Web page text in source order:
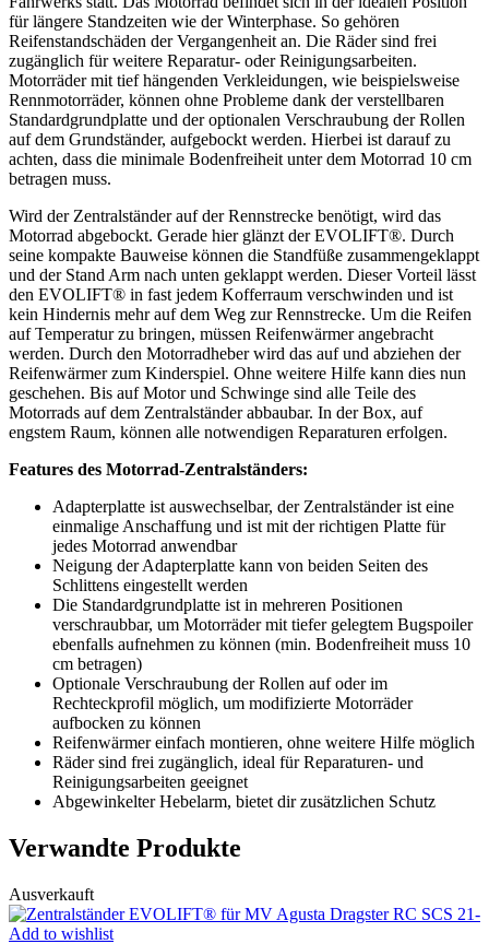
für längere Standzeiten wie der Winterphase. So gehören
Reifenstandschäden der Vergangenheit an. Die Räder sind frei
zugänglich für weitere Reparatur- oder Reinigungsarbeiten.
Motorräder mit tief hängenden Verkleidungen, wie beispielsweise
Rennmotorräder, können ohne Probleme dank der verstellbaren
Standardgrundplatte und der optionalen Verschraubung der Rollen
auf dem Grundständer, aufgebockt werden. Hierbei ist darauf zu
achten, dass die minimale Bodenfreiheit unter dem Motorrad 10 cm
betragen muss.
Wird der Zentralständer auf der Rennstrecke benötigt, wird das
Motorrad abgebockt. Gerade hier glänzt der EVOLIFT®. Durch
seine kompakte Bauweise können die Standfüße zusammengeklappt
und der Stand Arm nach unten geklappt werden. Dieser Vorteil lässt
den EVOLIFT® in fast jedem Kofferraum verschwinden und ist
kein Hindernis mehr auf dem Weg zur Rennstrecke. Um die Reifen
auf Temperatur zu bringen, müssen Reifenwärmer angebracht
werden. Durch den Motorradheber wird das auf und abziehen der
Reifenwärmer zum Kinderspiel. Ohne weitere Hilfe kann dies nun
geschehen. Bis auf Motor und Schwinge sind alle Teile des
Motorrads auf dem Zentralständer abbaubar. In der Box, auf
engstem Raum, können alle notwendigen Reparaturen erfolgen.
Features des Motorrad-Zentralständers:
Adapterplatte ist auswechselbar, der Zentralständer ist eine
einmalige Anschaffung und ist mit der richtigen Platte für
jedes Motorrad anwendbar
Neigung der Adapterplatte kann von beiden Seiten des
Schlittens eingestellt werden
Die Standardgrundplatte ist in mehreren Positionen
verschraubbar, um Motorräder mit tiefer gelegtem Bugspoiler
ebenfalls aufnehmen zu können (min. Bodenfreiheit muss 10
cm betragen)
Optionale Verschraubung der Rollen auf oder im
Rechteckprofil möglich, um modifizierte Motorräder
aufbocken zu können
Reifenwärmer einfach montieren, ohne weitere Hilfe möglich
Räder sind frei zugänglich, ideal für Reparaturen- und
Reinigungsarbeiten geeignet
Abgewinkelter Hebelarm, bietet dir zusätzlichen Schutz
Verwandte Produkte
Ausverkauft
Add to wishlist